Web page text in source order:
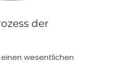
der
wesentlichen